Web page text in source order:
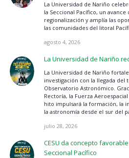
La Universidad de Nariño
la Seccional Pacífico, un
regionalización y amplía las
las comunidades del litoral
agosto 4, 2026
La Universidad de Nariño
La Universidad de Nariño
investigación con la llegada del
Observatorio Astronómico.
Rectoría, la Fuerza
hito impulsará la formación, la
la astronomía desde el sur del
julio 28, 2026
CESU da concepto
Seccional Pacífico